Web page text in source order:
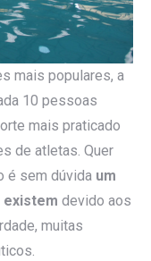
mais populares, a
10 pessoas
mais praticado
de atletas. Quer
é sem dúvida um
existem devido aos
muitas